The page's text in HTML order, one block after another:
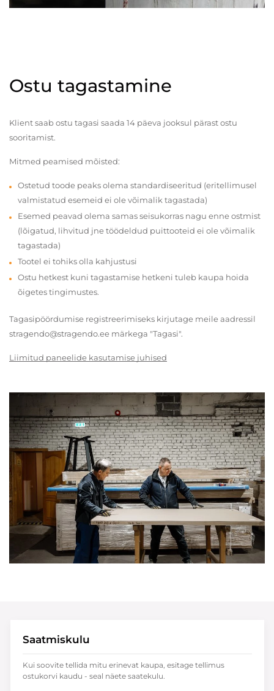
Ostu tagastamine
Klient saab ostu tagasi saada 14 päeva jooksul pärast ostu
sooritamist.
Mitmed peamised mõisted:
Ostetud toode peaks olema standardiseeritud (eritellimusel
valmistatud esemeid ei ole võimalik tagastada)
Esemed peavad olema samas seisukorras nagu enne ostmist
(lõigatud, lihvitud jne töödeldud puittooteid ei ole võimalik
tagastada)
Tootel ei tohiks olla kahjustusi
Ostu hetkest kuni tagastamise hetkeni tuleb kaupa hoida
õigetes tingimustes.
Tagasipöördumise registreerimiseks kirjutage meile aadressil
stragendo@stragendo.ee märkega "Tagasi".
Liimitud paneelide kasutamise juhised
Saatmiskulu
Kui soovite tellida mitu erinevat kaupa, esitage tellimus
ostukorvi kaudu - seal näete saatekulu.